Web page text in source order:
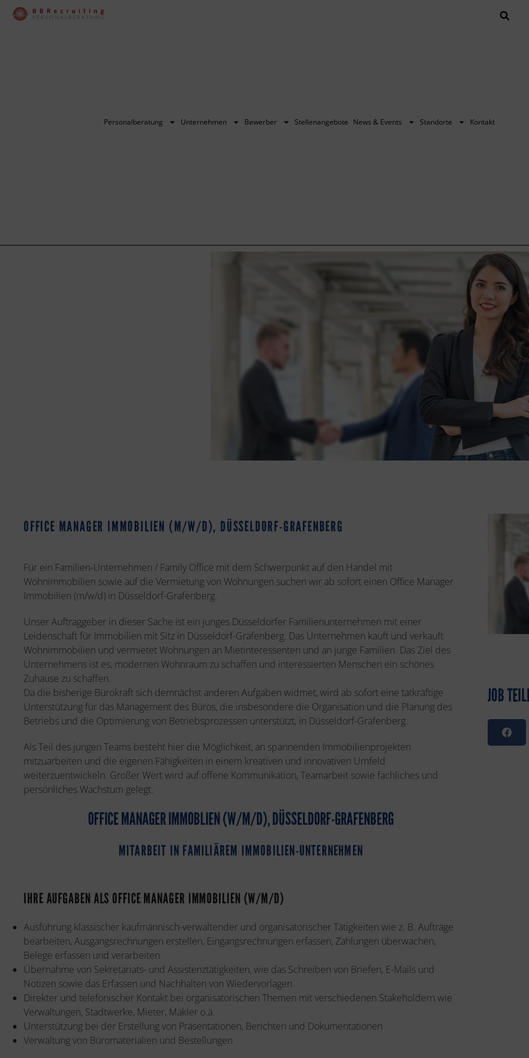
Personalberatung Unternehmen Bewerber Stellenangebote News & Events Standorte Kontakt
OFFICE MANAGER IMMOBILIEN (M/W/D), DÜSSELDORF-GRAFENBERG
Für ein Familien-Unternehmen / Family Office mit dem Schwerpunkt auf den Handel mit
Wohnimmobilien sowie auf die Vermietung von Wohnungen suchen wir ab sofort einen Office Manager
Immobilien (m/w/d) in Düsseldorf-Grafenberg.
Unser Auftraggeber in dieser Sache ist ein junges Düsseldorfer Familienunternehmen mit einer
Leidenschaft für Immobilien mit Sitz in Düsseldorf-Grafenberg. Das Unternehmen kauft und verkauft
Wohnimmobilien und vermietet Wohnungen an Mietinteressenten und an junge Familien. Das Ziel des
Unternehmens ist es, modernen Wohnraum zu schaffen und interessierten Menschen ein schönes
Zuhause zu schaffen.
Da die bisherige Bürokraft sich demnächst anderen Aufgaben widmet, wird ab sofort eine tatkräftige
Unterstützung für das Management des Büros, die insbesondere die Organisation und die Planung des
Betriebs und die Optimierung von Betriebsprozessen unterstützt, in Düsseldorf-Grafenberg.
Als Teil des jungen Teams besteht hier die Möglichkeit, an spannenden Immobilienprojekten
mitzuarbeiten und die eigenen Fähigkeiten in einem kreativen und innovativen Umfeld
weiterzuentwickeln. Großer Wert wird auf offene Kommunikation, Teamarbeit sowie fachliches und
persönliches Wachstum gelegt.
OFFICE MANAGER IMMOBLIEN (W/M/D), DÜSSELDORF-GRAFENBERG
MITARBEIT IN FAMILIÄREM IMMOBILIEN-UNTERNEHMEN
IHRE AUFGABEN ALS OFFICE MANAGER IMMOBILIEN (W/M/D)
Ausführung klassischer kaufmännisch-verwaltender und organisatorischer Tätigkeiten wie z. B. Aufträge
bearbeiten, Ausgangsrechnungen erstellen, Eingangsrechnungen erfassen, Zahlungen überwachen,
Belege erfassen und verarbeiten
Übernahme von Sekretariats- und Assistenztätigkeiten, wie das Schreiben von Briefen, E-Mails und
Notizen sowie das Erfassen und Nachhalten von Wiedervorlagen
Direkter und telefonischer Kontakt bei organisatorischen Themen mit verschiedenen Stakeholdern wie
Verwaltungen, Stadtwerke, Mieter, Makler o.ä.
Unterstützung bei der Erstellung von Präsentationen, Berichten und Dokumentationen
Verwaltung von Büromaterialien und Bestellungen
JOB